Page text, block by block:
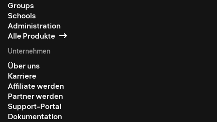
Groups
Schools
Administration
Alle Produkte
Unternehmen
Über uns
Karriere
Affiliate werden
Partner werden
Support-Portal
Dokumentation